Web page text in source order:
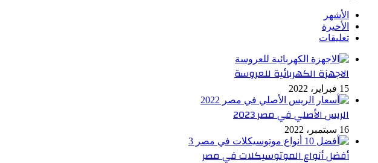
الأشهر
الأخيرة
تعليقات
الاجهزة الكهربائية للعروسة
15 فبراير، 2022
الريس الأصلي في مصر 2023
16 سبتمبر، 2022
أفضل أنواع الموتوسيكلات في مصر